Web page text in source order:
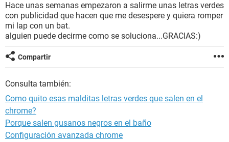
Hace unas semanas empezaron a salirme unas letras verdes
con publicidad que hacen que me desespere y quiera romper
mi lap con un bat.
alguien puede decirme como se soluciona...GRACIAS:)
Compartir
Consulta también:
Como quito esas malditas letras verdes que salen en el
chrome?
Porque salen gusanos negros en el baño
Configuración avanzada chrome